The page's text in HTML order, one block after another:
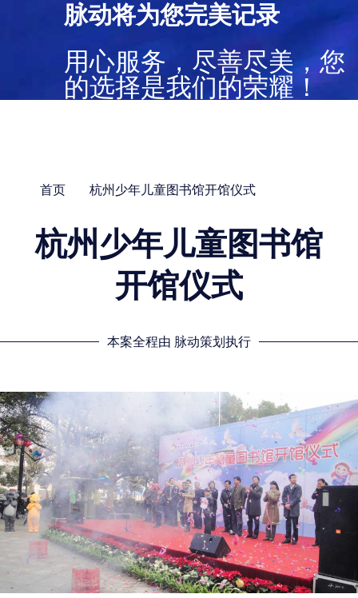
脉动将为您完美记录
用心服务，尽善尽美，您
的选择是我们的荣耀！
首页 杭州少年儿童图书馆开馆仪式
杭州少年儿童图书馆
开馆仪式
本案全程由 脉动策划执行